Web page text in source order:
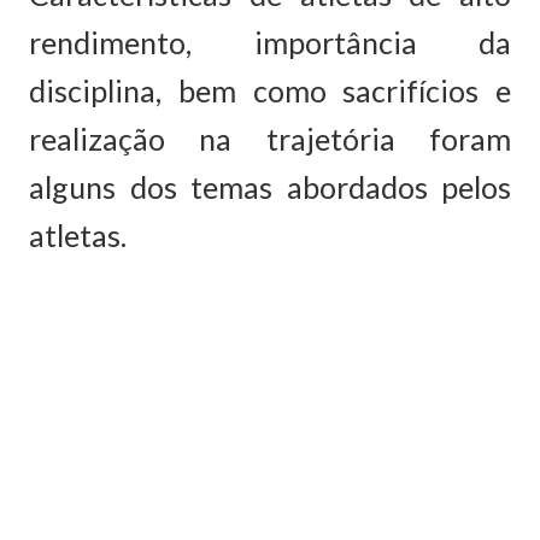
rendimento, importância da
disciplina, bem como sacrifícios e
realização na trajetória foram
alguns dos temas abordados pelos
atletas.